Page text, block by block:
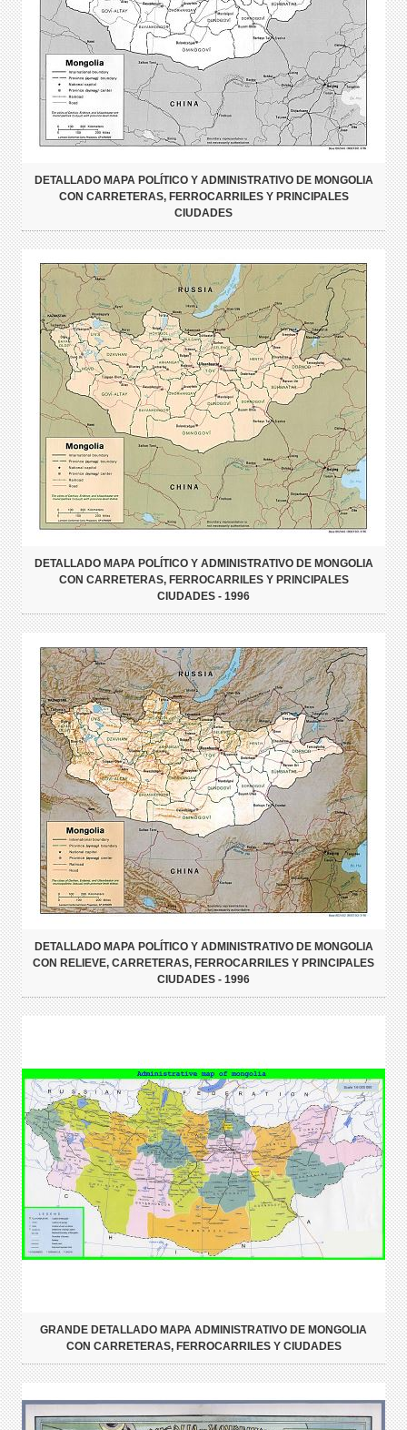
DETALLADO MAPA POLÍTICO Y ADMINISTRATIVO DE MONGOLIA
CON CARRETERAS, FERROCARRILES Y PRINCIPALES
CIUDADES
DETALLADO MAPA POLÍTICO Y ADMINISTRATIVO DE MONGOLIA
CON CARRETERAS, FERROCARRILES Y PRINCIPALES
CIUDADES - 1996
DETALLADO MAPA POLÍTICO Y ADMINISTRATIVO DE MONGOLIA
CON RELIEVE, CARRETERAS, FERROCARRILES Y PRINCIPALES
CIUDADES - 1996
GRANDE DETALLADO MAPA ADMINISTRATIVO DE MONGOLIA
CON CARRETERAS, FERROCARRILES Y CIUDADES